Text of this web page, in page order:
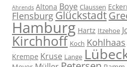
Ahrends Altona Boye Claussen
Flensburg Glückstadt
Hamburg Hartz Itzehoe
Kirchhoff Koch Kohlhaas
Krempe Kruse Lange